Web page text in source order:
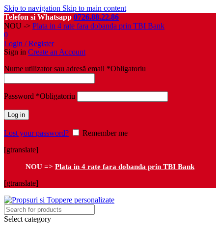
Skip to navigation Skip to main content
Telefon si Whatsapp 0726.88.22.86
NOU -> Plata in 4 rate fara dobanda prin TBI Bank
0
Login / Register
Sign in Create an Account
Nume utilizator sau adresă email *Obligatoriu
Password *Obligatoriu
Log in
Lost your password?
Remember me
[gtranslate]
NOU => Plata in 4 rate fara dobanda prin TBI Bank
[gtranslate]
Select category